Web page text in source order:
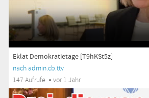
Eklat Demokratietage [T9hKSt5z]
nach admin.cb.ttv
147 Aufrufe
vor 1 Jahr